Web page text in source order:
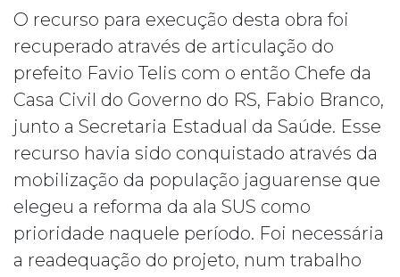
O recurso para execução desta obra foi
recuperado através de articulação do
prefeito Favio Telis com o então Chefe da
Casa Civil do Governo do RS, Fabio Branco,
junto a Secretaria Estadual da Saúde. Esse
recurso havia sido conquistado através da
mobilização da população jaguarense que
elegeu a reforma da ala SUS como
prioridade naquele período. Foi necessária
a readequação do projeto, num trabalho